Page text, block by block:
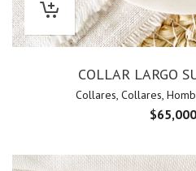
COLLAR LARGO
Collares, Collares,
$